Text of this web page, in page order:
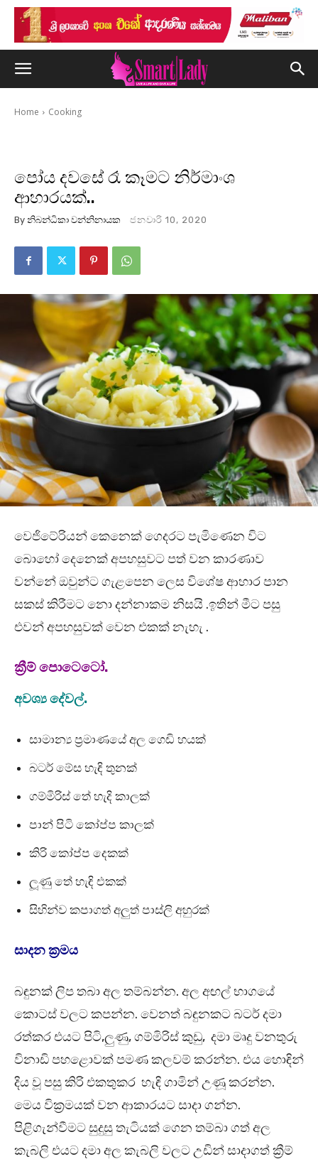
Home Cooking
පෝය දවසේ රෑ කෑමට නිර්මාංශ
ආහාරයක්..
By නිබන්ධිකා වන්නිනායක ජනවාරි 10, 2020
වෙජිටේරියන් කෙනෙක් ගෙදරට පැමිණෙන විට
බොහෝ දෙනෙක් අපහසුවට පත් වන කාරණාව
වන්නේ ඔවුන්ට ගැළපෙන ලෙස විශේෂ ආහාර පාන
සකස් කිරීමට නො දන්නාකම නිසයි .ඉතින් මීට පසු
එවන් අපහසුවක් වෙන එකක් නැහැ .
ක්‍රීම් පොටෙටෝ.
අවශ්‍ය දේවල්.
සාමාන්‍ය ප්‍රමාණයේ අල ගෙඩි හයක්
බටර් මේස හැඳි තුනක්
ගම්මිරිස් තේ හැදි කාලක්
පාන් පිටි කෝප්ප කාලක්
කිරි කෝප්ප දෙකක්
ලූණු තේ හැඳි එකක්
සිහින්ව කපාගත් අලුත් පාස්ලි අහුරක්
සාදන ක්‍රමය
බඳුනක් ලිප තබා අල තම්බන්න. අල අඟල් භාගයේ
කොටස් වලට කපන්න. වෙනත් බඳුනකට බටර් දමා
රත්කර එයට පිටි,ලුණු, ගම්මිරිස් කුඩු, දමා මෘදු වනතුරු
විනාඩි පහළොවක් පමණ කලවම් කරන්න. එය හොඳින්
දිය වූ පසු කිරි එකතුකර හැඳි ගාමින් උණූ කරන්න.
මෙය වික්‍රමයක් වන ආකාරයට සාදා ගන්න.
පිළිගැන්වීමට සුදුසු තැටියක් ගෙන තම්බා ගත් අල
කැබලි එයට දමා අල කැබලි වලට උඩින් සාදාගත් ක්‍රීම්